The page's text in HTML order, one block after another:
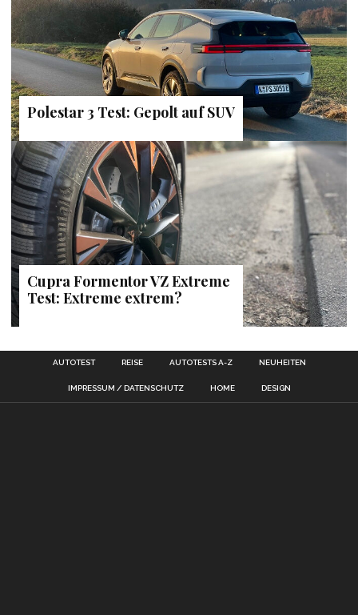
Polestar 3 Test: Gepolt auf SUV
Cupra Formentor VZ Extreme
Test: Extreme extrem?
AUTOTEST REISE AUTOTESTS A-Z NEUHEITEN
IMPRESSUM / DATENSCHUTZ HOME DESIGN